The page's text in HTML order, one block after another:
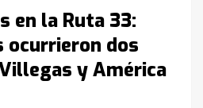
en la Ruta 33:
ocurrieron dos
y América